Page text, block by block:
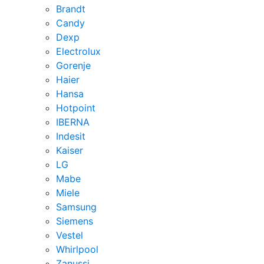
Brandt
Candy
Dexp
Electrolux
Gorenje
Haier
Hansa
Hotpoint
IBERNA
Indesit
Kaiser
LG
Mabe
Miele
Samsung
Siemens
Vestel
Whirlpool